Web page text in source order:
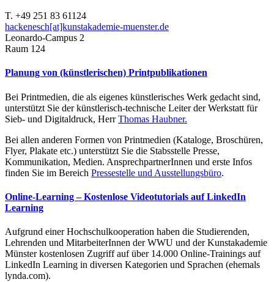
T. +49 251 83 61124
hackenesch[at]kunstakademie-muenster.de
Leonardo-Campus 2
Raum 124
Planung von (künstlerischen) Printpublikationen
Bei Printmedien, die als eigenes künstlerisches Werk gedacht sind,
unterstützt Sie der künstlerisch-technische Leiter der Werkstatt für
Sieb- und Digitaldruck, HerrThomas Haubner.
Bei allen anderen Formen von Printmedien (Kataloge, Broschüren,
Flyer, Plakate etc.) unterstützt Sie die Stabsstelle Presse,
Kommunikation, Medien. AnsprechpartnerInnen und erste Infos
finden Sie im Bereich Pressestelle und Ausstellungsbüro.
Online-Learning – Kostenlose Videotutorials auf LinkedIn
Learning
Aufgrund einer Hochschulkooperation haben die Studierenden,
Lehrenden und MitarbeiterInnen der WWU und der Kunstakademie
Münster kostenlosen Zugriff auf über 14.000 Online-Trainings auf
LinkedIn Learning in diversen Kategorien und Sprachen (ehemals
lynda.com).